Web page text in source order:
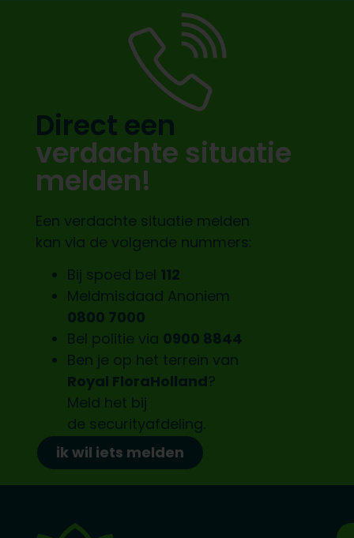
Direct een
verdachte situatie
melden!
Een verdachte situatie melden
kan via de volgende nummers:
Bij spoed bel 112
Meldmisdaad Anoniem
0800 7000
Bel politie via 0900 8844
Ben je op het terrein van
Royal FloraHolland?
Meld het bij
de securityafdeling.
ik wil iets melden